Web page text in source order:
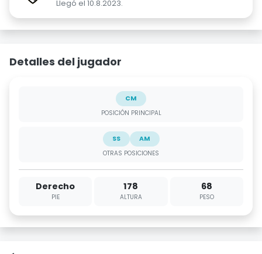
Llegó el 10.8.2023.
Detalles del jugador
CM
POSICIÓN PRINCIPAL
SS
AM
OTRAS POSICIONES
Derecho
PIE
178
ALTURA
68
PESO